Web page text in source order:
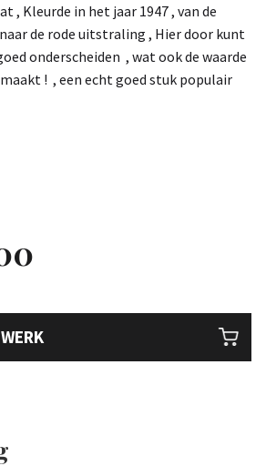
, Kleurde in het jaar 1947 , van de
de rode uitstraling , Hier door kunt
onderscheiden , wat ook de waarde
! , een echt goed stuk populair